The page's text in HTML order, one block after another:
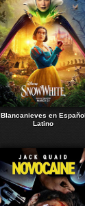
Blancanieves en
Latino